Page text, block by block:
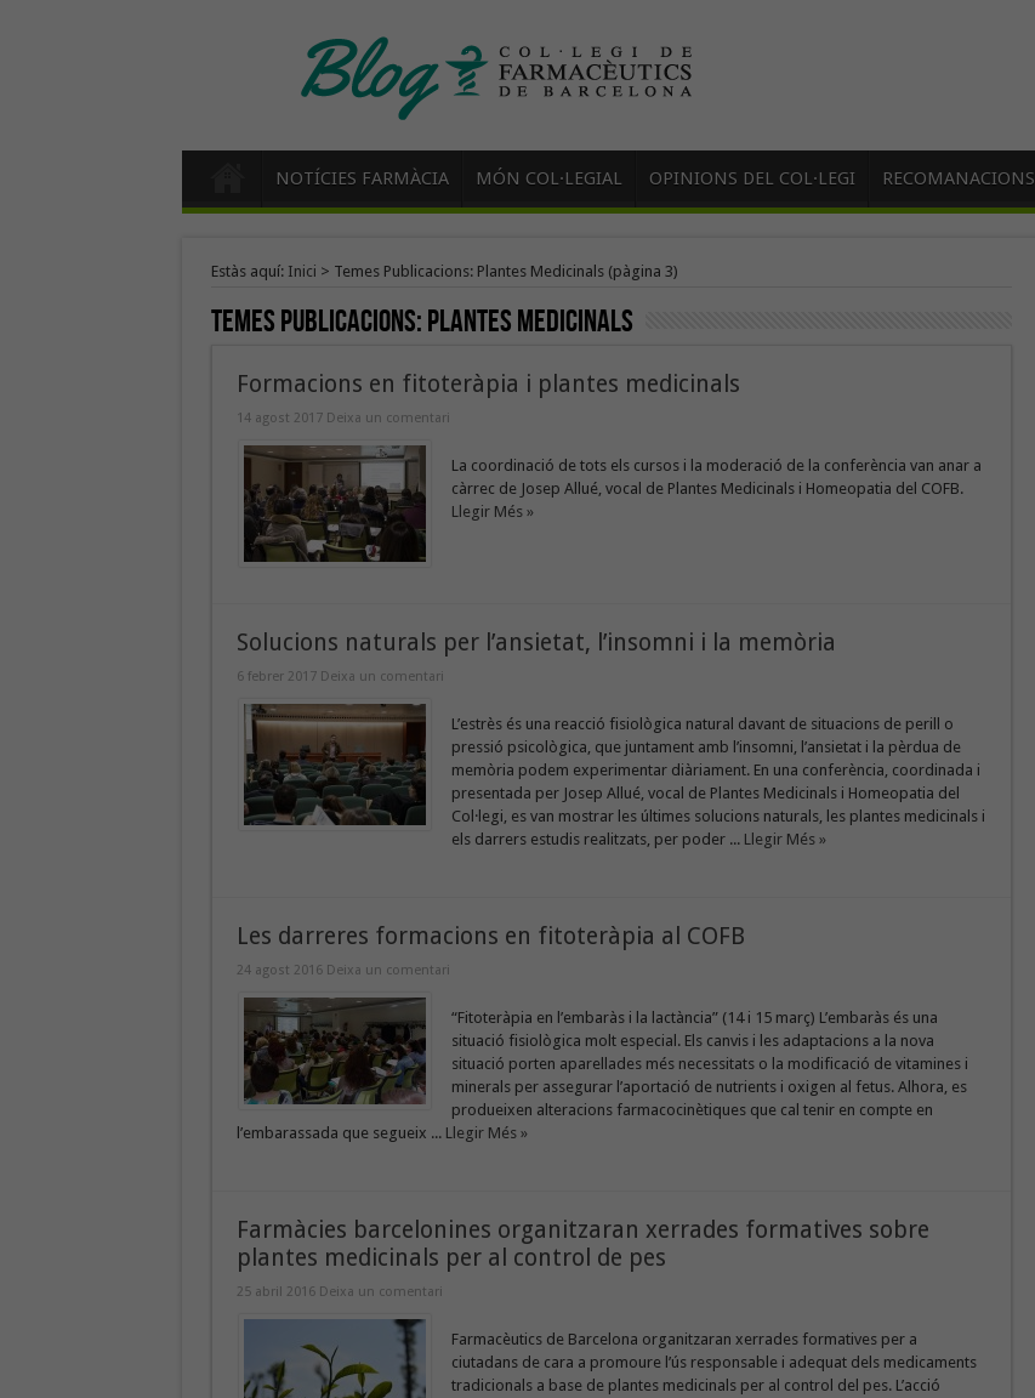
NOTÍCIES FARMÀCIA MÓN COL·LEGIAL OPINIONS DEL COL·LEGI RECOMANACIONS
Estàs aquí: Inici > Temes Publicacions: Plantes Medicinals(pàgina 3)
Temes Publicacions:Plantes Medicinals
Formacions en fitoteràpia i plantes medicinals
14 agost 2017 Deixa un comentari
La coordinació de tots els cursos i la moderació de la conferència van anar a
càrrec de Josep Allué, vocal de Plantes Medicinals i Homeopatia del COFB.
Llegir Més »
Solucions naturals per l’ansietat, l’insomni i la memòria
6 febrer 2017 Deixa un comentari
L’estrès és una reacció fisiològica natural davant de situacions de perill o
pressió psicològica, que juntament amb l’insomni, l’ansietat i la pèrdua de
memòria podem experimentar diàriament. En una conferència, coordinada i
presentada per Josep Allué, vocal de Plantes Medicinals i Homeopatia del
Col·legi, es van mostrar les últimes solucions naturals, les plantes medicinals i
els darrers estudis realitzats, per poder ... Llegir Més »
Les darreres formacions en fitoteràpia al COFB
24 agost 2016 Deixa un comentari
“Fitoteràpia en l’embaràs i la lactància” (14 i 15 març) L’embaràs és una
situació fisiològica molt especial. Els canvis i les adaptacions a la nova
situació porten aparellades més necessitats o la modificació de vitamines i
minerals per assegurar l’aportació de nutrients i oxigen al fetus. Alhora, es
produeixen alteracions farmacocinètiques que cal tenir en compte en
l’embarassada que segueix ... Llegir Més »
Farmàcies barcelonines organitzaran xerrades formatives sobre
plantes medicinals per al control de pes
25 abril 2016 Deixa un comentari
Farmacèutics de Barcelona organitzaran xerrades formatives per a
ciutadans de cara a promoure l’ús responsable i adequat dels medicaments
tradicionals a base de plantes medicinals per al control del pes. L’acció